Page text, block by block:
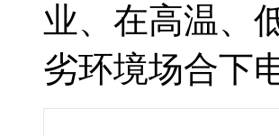
业、在高温
劣环境场合下